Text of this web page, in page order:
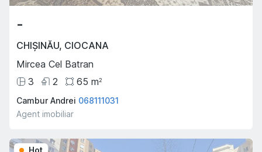
-
CHIȘINĂU, CIOCANA
Mircea Cel Batran
3
2 65 m2
Cambur Andrei 068111031
Agent imobiliar